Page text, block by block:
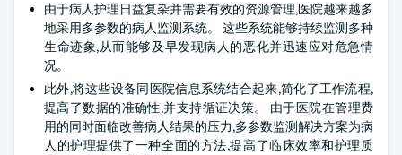
由于病人护理日益复杂并需要有效的资源管理,医院越来越多
地采用多参数的病人监测系统。 这些系统能够持续监测多种
生命迹象,从而能够及早发现病人的恶化并迅速应对危急情
况。
此外,将这些设备同医院信息系统结合起来,简化了工作流程,
提高了数据的准确性,并支持循证决策。 由于医院在管理费
用的同时面临改善病人结果的压力,多参数监测解决方案为病
人的护理提供了一种全面的方法,提高了临床效率和护理质